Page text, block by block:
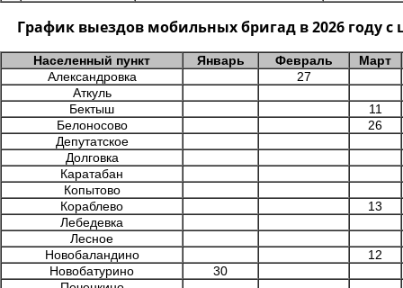
График выездов мобильных бригад в 2026 году
Населенный пункт Январь Февраль
Март
Александровка
27
Аткуль
Бектыш
11
Белоносово
26
Депутатское
Долговка
Каратабан
Копытово
Кораблево
13
Лебедевка
Лесное
Новобаландино
12
Новобатурино
30